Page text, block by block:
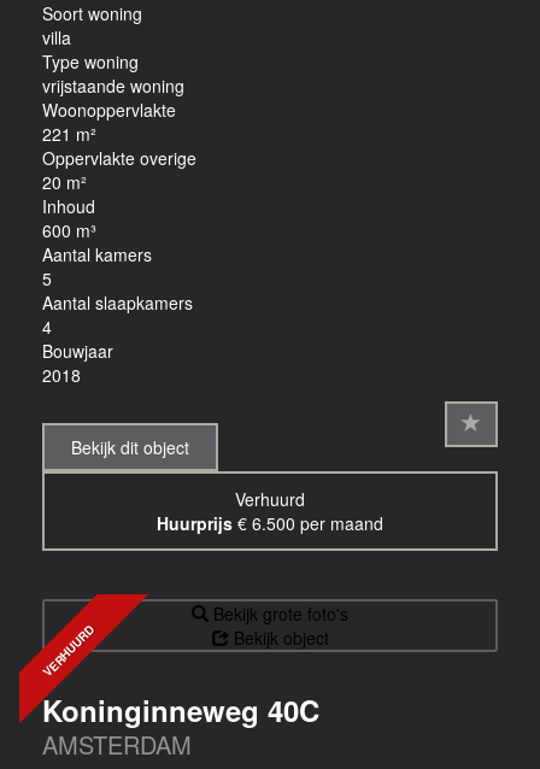
Soort woning
villa
Type woning
vrijstaande woning
Woonoppervlakte
221 m²
Oppervlakte overige
20 m²
Inhoud
600 m³
Aantal kamers
5
Aantal slaapkamers
4
Bouwjaar
2018
Bekijk dit object
Verhuurd
Huurprijs € 6.500 per maand
VERHUURD
Bekijk grote foto's
Bekijk object
Koninginneweg 40C
AMSTERDAM